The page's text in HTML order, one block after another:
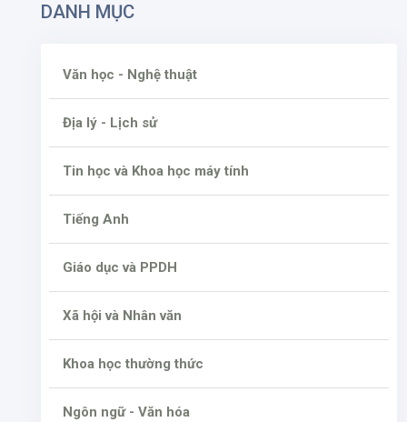
DANH MỤC
Văn học - Nghệ thuật
Địa lý - Lịch sử
Tin học và Khoa học máy tính
Tiếng Anh
Giáo dục và PPDH
Xã hội và Nhân văn
Khoa học thường thức
Ngôn ngữ - Văn hóa